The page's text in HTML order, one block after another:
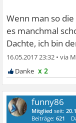
Wenn man so
es manchmal
Dachte, ich bin
16.05.2017 23:32 •
x 2
funny86
Mitglied seit:
Beiträge:621